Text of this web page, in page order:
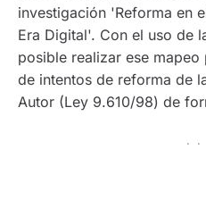
investigación 'Reforma en
Era Digital'. Con el uso de
posible realizar ese
de intentos de reforma de
Autor (Ley 9.610/98) de
· ·